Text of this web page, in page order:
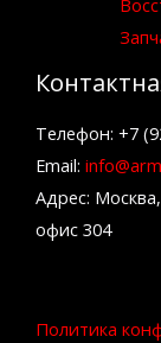
Телефон: +7
Email:
Адрес:
офис 304
Политика